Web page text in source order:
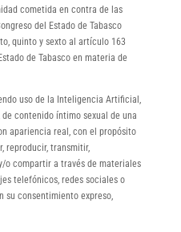
cometida en contra de las
del Estado de Tabasco
quinto y sexto al artículo 163
de Tabasco en materia de
uso de la Inteligencia Artificial,
contenido íntimo sexual de una
apariencia real, con el propósito
reproducir, transmitir,
o compartir a través de materiales
telefónicos, redes sociales o
consentimiento expreso,